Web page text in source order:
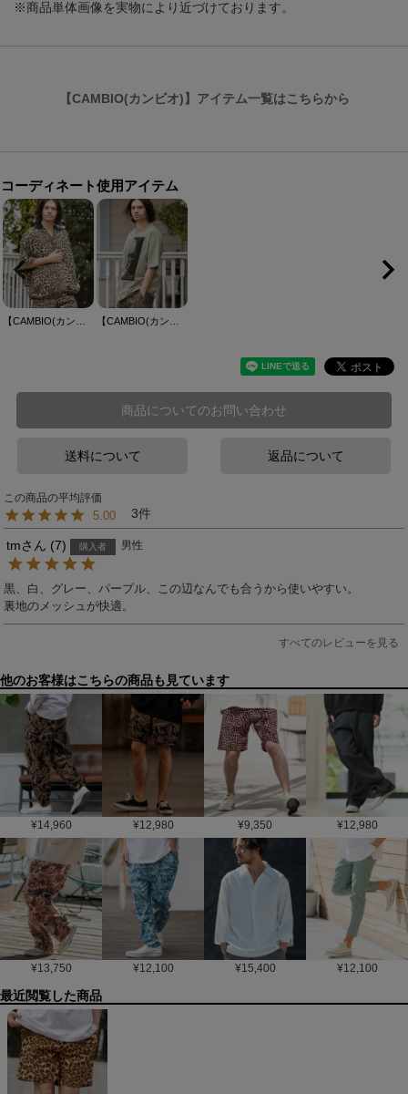
※商品単体画像を実物により近づけております。
【CAMBIO(カンビオ)】アイテム一覧はこちらから
コーディネート使用アイテム
商品についてのお問い合わせ
送料について 返品について
5.00 3
tm 7 購入者 男性
黒、白、グレー、パープル、この辺なんでも合うから使いやすい。
裏地のメッシュが快適。
すべてのレビューを見る
他のお客様はこちらの商品も見ています
¥14,960 ¥12,980 ¥9,350 ¥12,980
¥13,750 ¥12,100 ¥15,400 ¥12,100
最近閲覧した商品